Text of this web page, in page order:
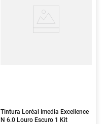
Tintura Loréal Imedia Excellence
N 6.0 Louro Escuro 1 Kit